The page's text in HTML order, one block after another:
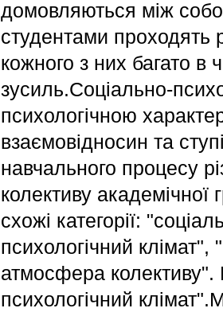
домовляються між
студентами проходять
кожного з них багато в
зусиль.Соціально-
психологічною
взаємовідносин та
навчального процесу
колективу академічної
схожі категорії:
психологічний клімат",
атмосфера
психологічний